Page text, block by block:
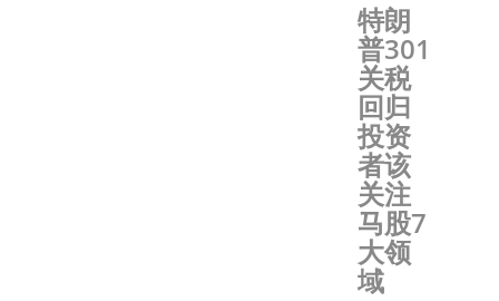
特朗
普301
关税
回归
投资
者该
关注
马股7
大领
域